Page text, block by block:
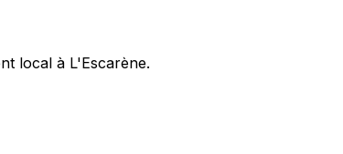
local à L'Escarène.